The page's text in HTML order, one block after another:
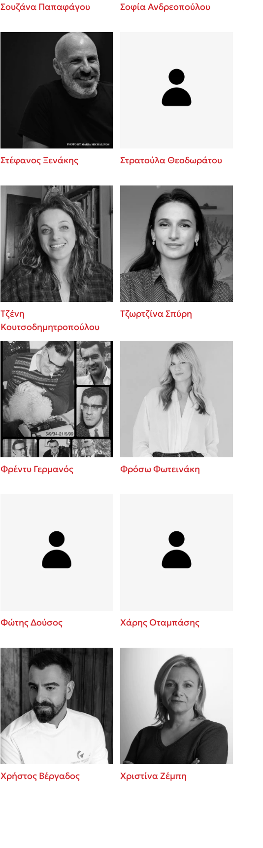
Σουζάνα Παπαφάγου Σοφία Ανδρεοπούλου
Στέφανος Ξενάκης Στρατούλα Θεοδωράτου
Τζένη
Κουτσοδημητροπούλου
Τζωρτζίνα Σπύρη
Φρέντυ Γερμανός Φρόσω Φωτεινάκη
Φώτης Δούσος Χάρης Οταμπάσης
Χρήστος Βέργαδος Χριστίνα Ζέμπη